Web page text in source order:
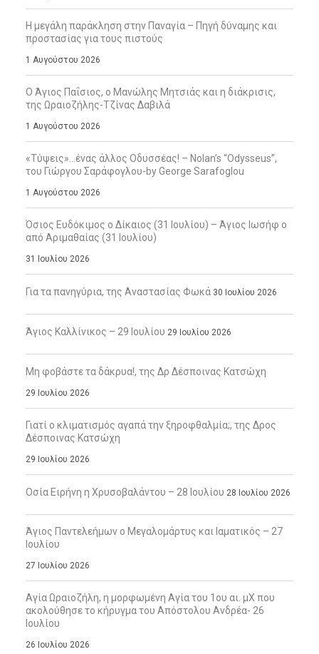
Η μεγάλη παράκληση στην Παναγία – Πηγή δύναμης και
προστασίας για τους πιστούς
1 Αυγούστου 2026
Ο Άγιος Παΐσιος, ο Μανώλης Μητσιάς και η διάκρισις,
της Ωραιοζήλης-Τζίνας Δαβιλά
1 Αυγούστου 2026
«Τύψεις»…ένας άλλος Οδυσσέας! – Nolan’s “Odysseus”,
του Γιώργου Σαράφογλου-by George Sarafoglou
1 Αυγούστου 2026
Όσιος Ευδόκιμος ο Δίκαιος (31 Ιουλίου) – Άγιος Ιωσήφ ο
από Αριμαθαίας (31 Ιουλίου)
31 Ιουλίου 2026
Για τα πανηγύρια, της Αναστασίας Φωκά 30 Ιουλίου 2026
Άγιος Καλλίνικος – 29 Ιουλίου 29 Ιουλίου 2026
Μη φοβάστε τα δάκρυα!, της Δρ Δέσποινας Κατσώχη
29 Ιουλίου 2026
Γιατί ο κλιματισμός αγαπά την ξηροφθαλμία;, της Δρος
Δέσποινας Κατσώχη
29 Ιουλίου 2026
Οσία Ειρήνη η Χρυσοβαλάντου – 28 Ιουλίου 28 Ιουλίου 2026
Άγιος Παντελεήμων ο Μεγαλομάρτυς και Ιαματικός – 27
Ιουλίου
27 Ιουλίου 2026
Αγία Ωραιοζήλη, η μορφωμένη Αγία του 1ου αι. μΧ που
ακολούθησε το κήρυγμα του Απόστολου Ανδρέα- 26
Ιουλίου
26 Ιουλίου 2026